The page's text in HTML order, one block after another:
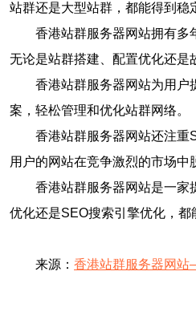
站群还是大型站群，都能得到稳
香港站群服务器网站拥有多
无论是站群搭建、配置优化还是
香港站群服务器网站为用户
案，轻松管理和优化站群网络。
香港站群服务器网站还注重
用户的网站在竞争激烈的市场中
香港站群服务器网站是一家
优化还是SEO搜索引擎优化，
来源： 香港站群服务器网